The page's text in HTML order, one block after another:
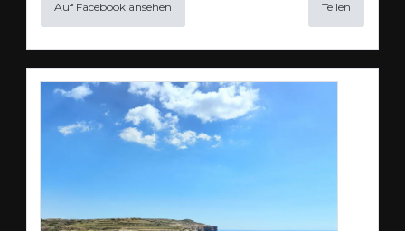
Auf Facebook ansehen Teilen